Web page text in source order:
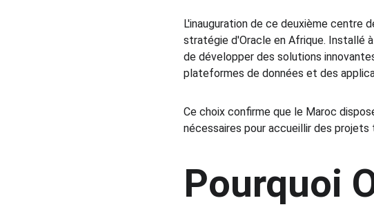
L'inauguration de ce deuxième centre
stratégie d'Oracle en Afrique. Installé
de développer des solutions
plateformes de données et des
Ce choix confirme que le Maroc
nécessaires pour accueillir des
Pourquoi